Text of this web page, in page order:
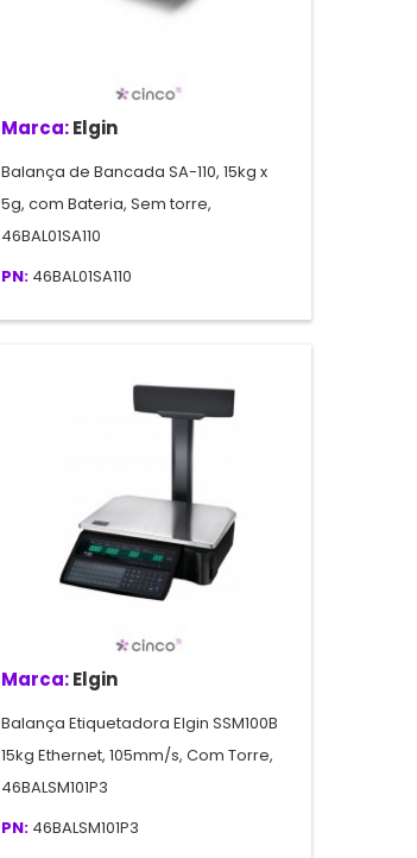
Marca:Elgin
Balança de Bancada SA-110, 15kg x
5g, com Bateria, Sem torre,
46BAL01SA110
PN: 46BAL01SA110
Marca:Elgin
Balança Etiquetadora Elgin SSM100B
15kg Ethernet, 105mm/s, Com Torre,
46BALSM101P3
PN: 46BALSM101P3